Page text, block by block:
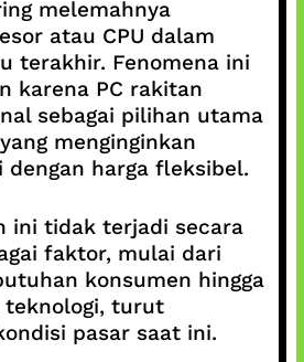
melemahnya
atau CPU dalam
terakhir. Fenomena ini
karena PC rakitan
sebagai pilihan utama
menginginkan
dengan harga fleksibel.
ini tidak terjadi secara
faktor, mulai dari
konsumen hingga
teknologi, turut
pasar saat ini.